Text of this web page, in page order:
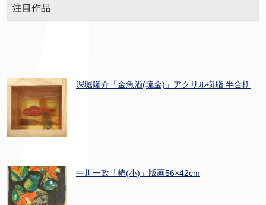
注目作品
深堀隆介「金魚酒(琉金)」アクリル樹脂 半合枡
中川一政「椿(小)」版画56×42cm